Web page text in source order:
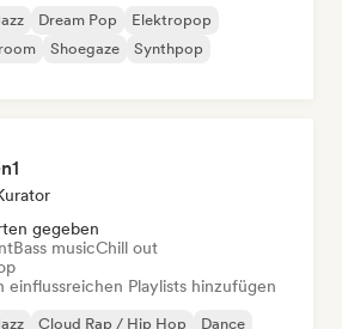
Dream Pop
Elektropop
Shoegaze
Synthpop
gegeben
Bass musicChill out
einflussreichen Playlists hinzufügen
Cloud Rap / Hip Hop
Dance